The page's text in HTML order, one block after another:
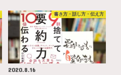
書き方・話し方・伝え方
2020.8.16